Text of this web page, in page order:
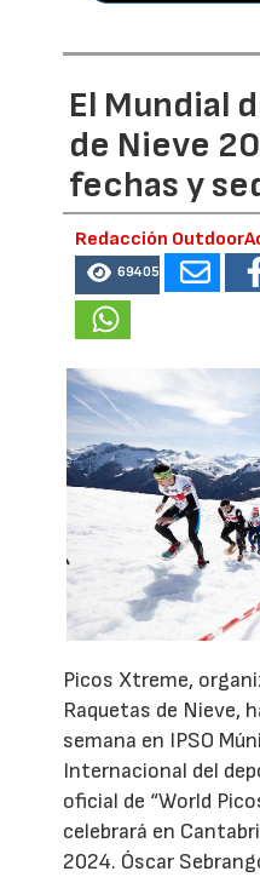
El Mundial
de Nieve
fechas y
Redacción
69405
Picos Xtreme,
Raquetas de Nieve,
semana en IPSO
Internacional del
oficial de “World
celebrará en
2024. Óscar